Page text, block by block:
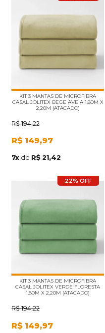
KIT 3 MANTAS DE MICROFIBRA
CASAL JOLITEX BEGE AVEIA 1,80M X
2,20M (ATACADO)
R$ 194,22
R$ 149,97
7x de R$ 21,42
22% OFF
KIT 3 MANTAS DE MICROFIBRA
CASAL JOLITEX VERDE FLORESTA
1,80M X 2,20M (ATACADO)
R$ 194,22
R$ 149,97